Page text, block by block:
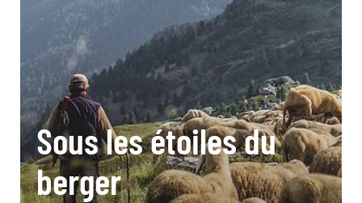
Sous les étoiles du
berger